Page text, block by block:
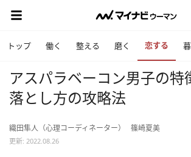
トップ 働く 整える 磨く 恋する
アスパラベーコン男子の
落とし方の攻略法
織田隼人（心理コーディネーター） 篠崎夏美
更新: 2022.08.26